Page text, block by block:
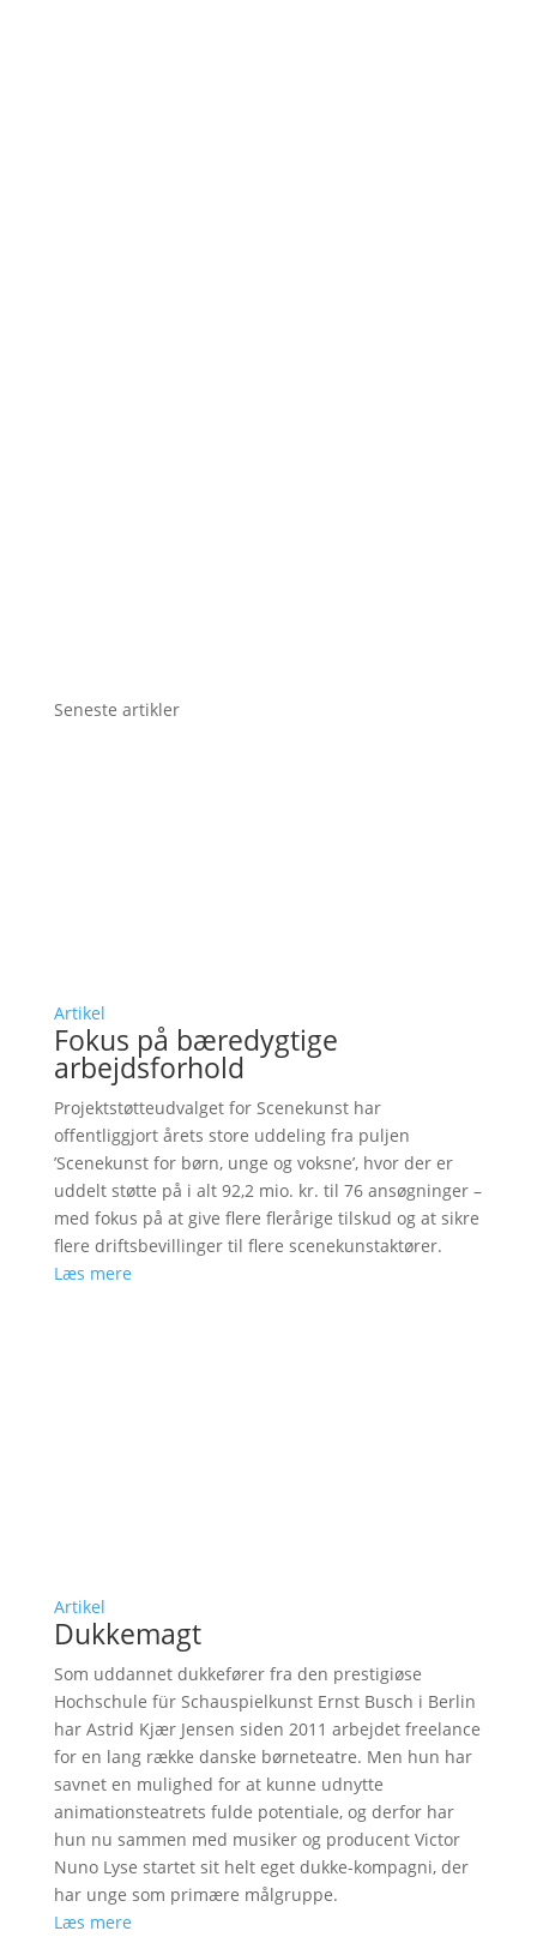
Seneste artikler
Artikel
Fokus på bæredygtige
arbejdsforhold
Projektstøtteudvalget for Scenekunst har
offentliggjort årets store uddeling fra puljen
’Scenekunst for børn, unge og voksne’, hvor der er
uddelt støtte på i alt 92,2 mio. kr. til 76 ansøgninger –
med fokus på at give flere flerårige tilskud og at sikre
flere driftsbevillinger til flere scenekunstaktører.
Læs mere
Artikel
Dukkemagt
Som uddannet dukkefører fra den prestigiøse
Hochschule für Schauspielkunst Ernst Busch i Berlin
har Astrid Kjær Jensen siden 2011 arbejdet freelance
for en lang række danske børneteatre. Men hun har
savnet en mulighed for at kunne udnytte
animationsteatrets fulde potentiale, og derfor har
hun nu sammen med musiker og producent Victor
Nuno Lyse startet sit helt eget dukke-kompagni, der
har unge som primære målgruppe.
Læs mere